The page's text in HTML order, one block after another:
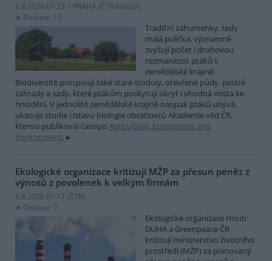
6.8.2026 01:23 | PRAHA (ČTK/Ekolist)
Diskuse: 12
Tradiční záhumenky, tedy
malá políčka, významně
zvyšují počet i druhovou
rozmanitost ptáků v
zemědělské krajině.
Biodiverzitě prospívají také staré stodoly, otevřené půdy, pestré
zahrady a sady, které ptákům poskytují úkryt i vhodná místa ke
hnízdění. V jednolité zemědělské krajině naopak ptáků ubývá,
ukazuje studie Ústavu biologie obratlovců Akademie věd ČR,
kterou publikoval časopisAgriculture, Ecosystems and
Environment.
Ekologické organizace kritizují MŽP za přesun peněz z
výnosů z povolenek k velkým firmám
6.8.2026 01:17 (ČTK)
Diskuse: 7
Ekologické organizace Hnutí
DUHA a Greenpeace ČR
kritizují ministerstvo životního
prostředí (MŽP) za plánovaný